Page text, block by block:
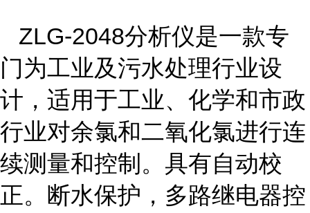
ZLG-2048分析仪是一款专
门为工业及污水处理行业设
计，适用于工业、化学和市政
行业对余氯和二氧化氯进行连
续测量和控制。具有自动校
正。断水保护，多路继电器控